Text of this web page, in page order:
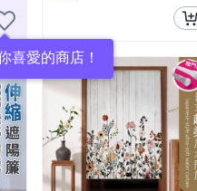
喜愛的商店！